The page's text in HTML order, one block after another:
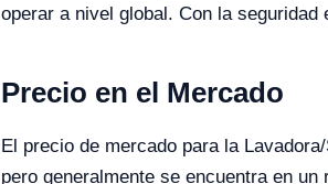
operar a nivel global. Con la
Precio en el Mercado
El precio de mercado para la
pero generalmente se encuentra en